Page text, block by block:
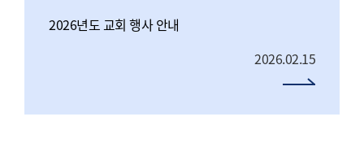
2026년도 교회 행사 안내
2026.02.15